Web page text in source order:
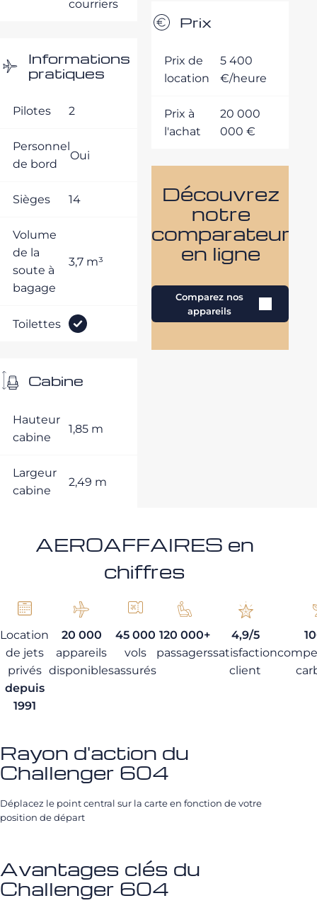
courriers
Informations
pratiques
Pilotes 2
Personnel
de bord
Oui
Sièges 14
Volume
de la
soute à
bagage
3,7 m³
Toilettes
Cabine
Hauteur
cabine
1,85 m
Largeur
cabine
2,49 m
Prix
Prix de
location
5 400
€/heure
Prix à
l'achat
20 000
000 €
Découvrez
notre
comparateur
en ligne
Comparez nos
appareils
AEROAFFAIRES en
chiffres
Location
de jets
privés
depuis
1991
20 000
appareils
disponibles
45 000
vols
assurés
120 000+
passagers
4,9/5
satisfaction
client
Rayon d'action du
Challenger 604
Déplacez le point central sur la carte en fonction de votre
position de départ
Avantages clés du
Challenger 604